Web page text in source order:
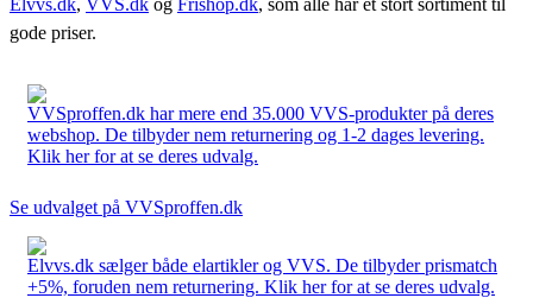
gode priser.
VVSproffen.dk har mere end 35.000 VVS-produkter på deres
webshop. De tilbyder nem returnering og 1-2 dages levering.
Klik her for at se deres udvalg.
Se udvalget på VVSproffen.dk
Elvvs.dk sælger både elartikler og VVS. De tilbyder prismatch
+5%, foruden nem returnering. Klik her for at se deres udvalg.